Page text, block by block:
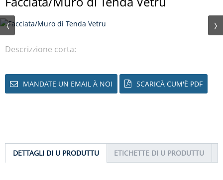
Descrizzione corta:
MANDATE UN EMAIL À NOI SCARICÀ CUM'È PDF
DETTAGLI DI U PRODUTTU ETICHETTE DI U PRODUTTU